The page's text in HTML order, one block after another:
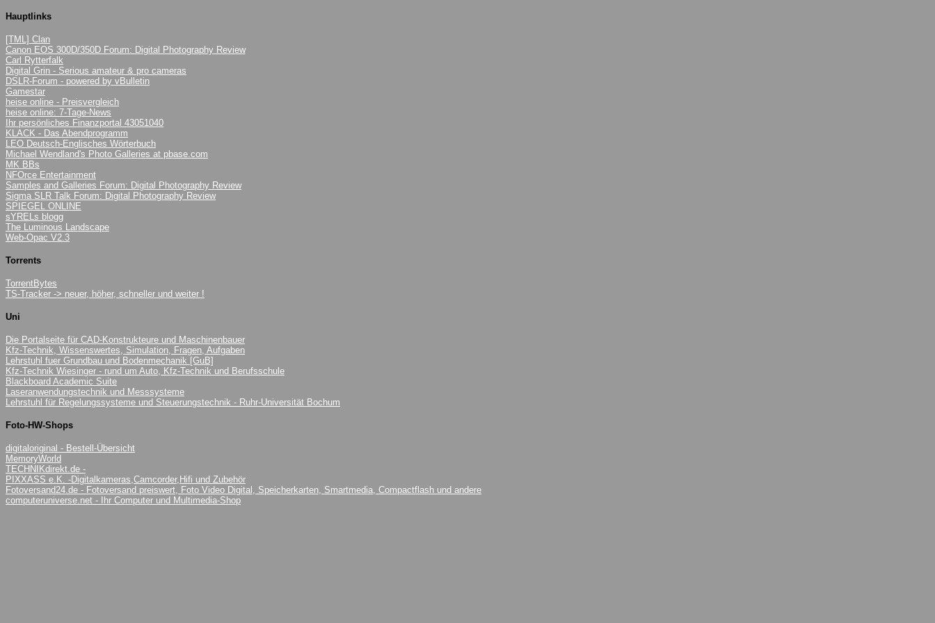
Hauptlinks
[TML] Clan
Canon EOS 300D/350D Forum: Digital Photography Review
Carl Rytterfalk
Digital Grin - Serious amateur & pro cameras
DSLR-Forum - powered by vBulletin
Gamestar
heise online - Preisvergleich
heise online: 7-Tage-News
Ihr persönliches Finanzportal 43051040
KLACK - Das Abendprogramm
LEO Deutsch-Englisches Wörterbuch
Michael Wendland's Photo Galleries at pbase.com
MK BBs
NFOrce Entertainment
Samples and Galleries Forum: Digital Photography Review
Sigma SLR Talk Forum: Digital Photography Review
SPIEGEL ONLINE
sYRELs blogg
The Luminous Landscape
Web-Opac V2.3
Torrents
TorrentBytes
TS-Tracker -> neuer, höher, schneller und weiter !
Uni
Die Portalseite für CAD-Konstrukteure und Maschinenbauer
Kfz-Technik, Wissenswertes, Simulation, Fragen, Aufgaben
Lehrstuhl fuer Grundbau und Bodenmechanik [GuB]
Kfz-Technik Wiesinger - rund um Auto, Kfz-Technik und Berufsschule
Blackboard Academic Suite
Laseranwendungstechnik und Messsysteme
Lehrstuhl für Regelungssysteme und Steuerungstechnik - Ruhr-Universität Bochum
Foto-HW-Shops
digitaloriginal - Bestell-Übersicht
MemoryWorld
TECHNIKdirekt.de -
PIXXASS e.K. -Digitalkameras,Camcorder,Hifi und Zubehör
Fotoversand24.de - Fotoversand preiswert, Foto Video Digital, Speicherkarten, Smartmedia, Compactflash und andere
computeruniverse.net - Ihr Computer und Multimedia-Shop